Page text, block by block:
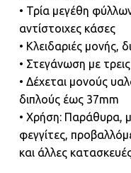
• Τρία μεγέθη
αντίστοιχες κάσες
• Κλειδαριές μονής,
• Στεγάνωση με τρεις
• Δέχεται μονούς
διπλούς έως 37mm
• Χρήση: Παράθυρα,
φεγγίτες,
και άλλες